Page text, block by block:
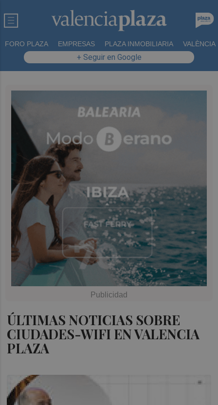
FORO PLAZA EMPRESAS PLAZA INMOBILIARIA VALÈNCIA
+ Seguir en Google
ÚLTIMAS NOTICIAS SOBRE
CIUDADES-WIFI EN VALENCIA
PLAZA